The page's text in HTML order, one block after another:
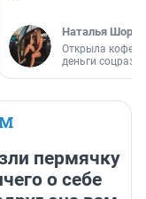
Наталья
Открыла
деньги
пермячку
о себе